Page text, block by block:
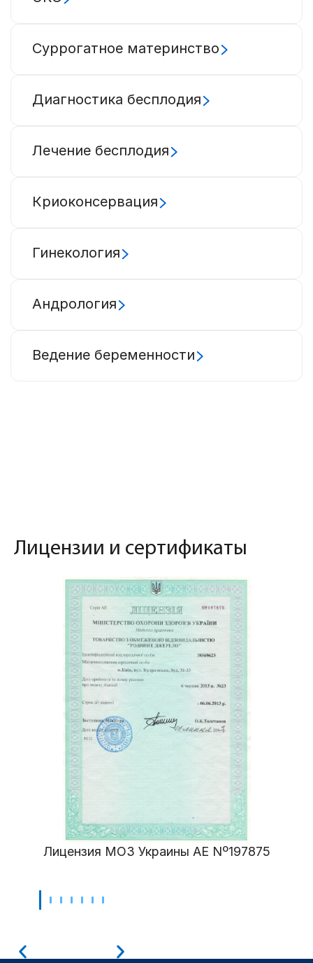
Суррогатное материнство
Диагностика бесплодия
Лечение бесплодия
Криоконсервация
Гинекология
Андрология
Ведение беременности
Лицензии и сертификаты
Лицензия МОЗ Украины АЕ Nº197875